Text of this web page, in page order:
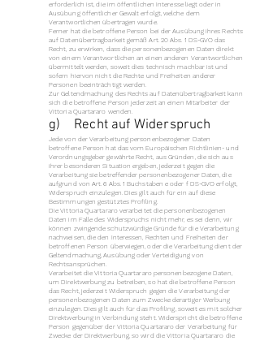
erforderlich ist, die im öffentlichen Interesse liegt oder in
Ausübung öffentlicher Gewalt erfolgt, welche dem
Verantwortlichen übertragen wurde.
Ferner hat die betroffene Person bei der Ausübung ihres Rechts
auf Datenübertragbarkeit gemäß Art. 20 Abs. 1 DS-GVO das
Recht, zu erwirken, dass die personenbezogenen Daten direkt
von einem Verantwortlichen an einen anderen Verantwortlichen
übermittelt werden, soweit dies technisch machbar ist und
sofern hiervon nicht die Rechte und Freiheiten anderer
Personen beeinträchtigt werden.
Zur Geltendmachung des Rechts auf Datenübertragbarkeit kann
sich die betroffene Person jederzeit an einen Mitarbeiter der
Vittoria Quartararo wenden.
g) Recht auf Widerspruch
Jede von der Verarbeitung personenbezogener Daten
betroffene Person hat das vom Europäischen Richtlinien- und
Verordnungsgeber gewährte Recht, aus Gründen, die sich aus
ihrer besonderen Situation ergeben, jederzeit gegen die
Verarbeitung sie betreffender personenbezogener Daten, die
aufgrund von Art. 6 Abs. 1 Buchstaben e oder f DS-GVO erfolgt,
Widerspruch einzulegen. Dies gilt auch für ein auf diese
Bestimmungen gestütztes Profiling.
Die Vittoria Quartararo verarbeitet die personenbezogenen
Daten im Falle des Widerspruchs nicht mehr, es sei denn, wir
können zwingende schutzwürdige Gründe für die Verarbeitung
nachweisen, die den Interessen, Rechten und Freiheiten der
betroffenen Person überwiegen, oder die Verarbeitung dient der
Geltendmachung, Ausübung oder Verteidigung von
Rechtsansprüchen.
Verarbeitet die Vittoria Quartararo personenbezogene Daten,
um Direktwerbung zu betreiben, so hat die betroffene Person
das Recht, jederzeit Widerspruch gegen die Verarbeitung der
personenbezogenen Daten zum Zwecke derartiger Werbung
einzulegen. Dies gilt auch für das Profiling, soweit es mit solcher
Direktwerbung in Verbindung steht. Widerspricht die betroffene
Person gegenüber der Vittoria Quartararo der Verarbeitung für
Zwecke der Direktwerbung, so wird die Vittoria Quartararo die